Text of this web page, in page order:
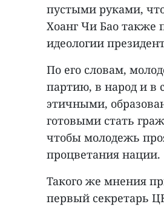
пустыми руками,
Хоанг Чи Бао также
идеологии
По его словам,
партию, в народ и в
этичными,
готовыми стать
чтобы молодежь
процветания нации.
Такого же мнения
первый секретарь